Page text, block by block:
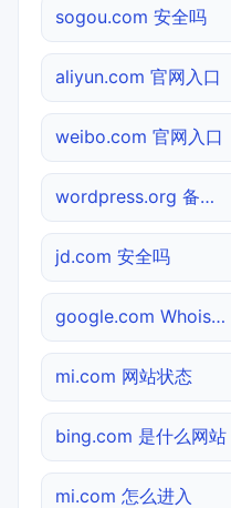
sogou.com 安全吗
aliyun.com 官网入口
weibo.com 官网入口
wordpress.org 备案查询
jd.com 安全吗
google.com Whois查询
mi.com 网站状态
bing.com 是什么网站
mi.com 怎么进入